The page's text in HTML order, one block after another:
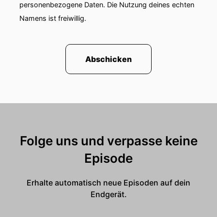
personenbezogene Daten. Die Nutzung deines echten
Namens ist freiwillig.
Abschicken
Folge uns und verpasse keine
Episode
Erhalte automatisch neue Episoden auf dein
Endgerät.